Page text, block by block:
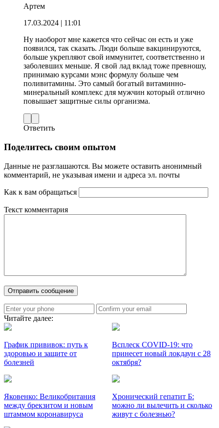
Артем
17.03.2024 | 11:01
Ну наоборот мне кажется что сейчас он есть и уже
появился, так сказать. Люди больше вакцинируются,
больше укрепляют свой иммунитет, соответственно и
заболевших меньше. Я свой лад вклад тоже превношу,
принимаю курсами мэнс формулу больше чем
поливитамины. Это самый богатый витаминно-
минеральный комплекс для мужчин который отлично
повышает защитные силы организма.
Ответить
Поделитесь своим опытом
Данные не разглашаются. Вы можете оставить анонимный
комментарий, не указывая имени и адреса эл. почты
Как к вам обращаться
Текст комментария
Читайте далее:
График прививок: путь к
здоровью и защите от
болезней
Всплеск COVID-19: что
принесет новый локдаун с 28
октября?
Яковенко: Великобритания
между брекзитом и новым
штаммом коронавируса
Хронический гепатит Б:
можно ли вылечить и сколько
живут с болезнью?